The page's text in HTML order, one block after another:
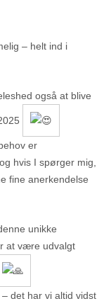
– helt ind i
også at blive
er
hvis I spørger mig,
fine anerkendelse
unikke
at være udvalgt
det har vi altid vidst